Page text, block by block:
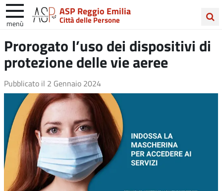
ASP Reggio Emilia
Città delle Persone
menù
nel
sito
Prorogato l’uso dei dispositivi di
protezione delle vie aeree
Pubblicato il 2 Gennaio 2024